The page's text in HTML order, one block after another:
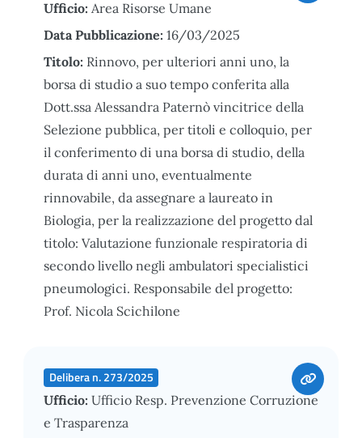
Ufficio: Area Risorse Umane
Data Pubblicazione: 16/03/2025
Titolo: Rinnovo, per ulteriori anni uno, la
borsa di studio a suo tempo conferita alla
Dott.ssa Alessandra Paternò vincitrice della
Selezione pubblica, per titoli e colloquio, per
il conferimento di una borsa di studio, della
durata di anni uno, eventualmente
rinnovabile, da assegnare a laureato in
Biologia, per la realizzazione del progetto dal
titolo: Valutazione funzionale respiratoria di
secondo livello negli ambulatori specialistici
pneumologici. Responsabile del progetto:
Prof. Nicola Scichilone
Delibera n. 273/2025
Ufficio: Ufficio Resp. Prevenzione Corruzione
e Trasparenza